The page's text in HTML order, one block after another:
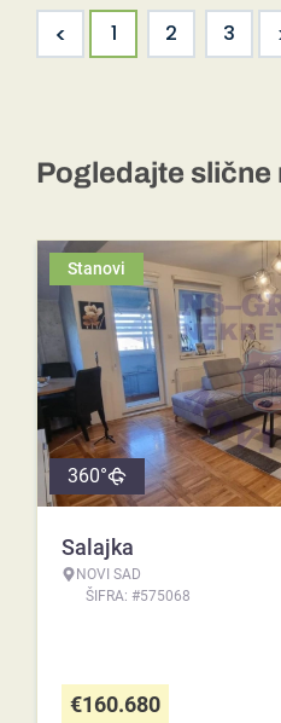
< 1 2 3
Pogledajte slične
Stanovi
360°
Salajka
NOVI SAD
ŠIFRA: #575068
€160.680